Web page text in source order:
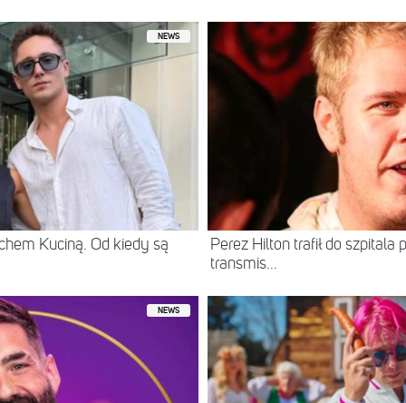
NEWS
Kuciną. Od kiedy są
Perez Hilton trafił do szpitala
transmis...
NEWS